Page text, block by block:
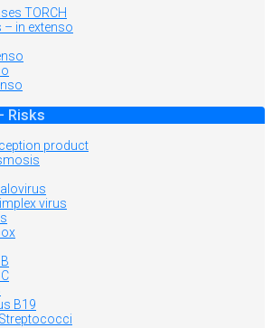
TORCH
in extenso
Risks
product
virus
B19